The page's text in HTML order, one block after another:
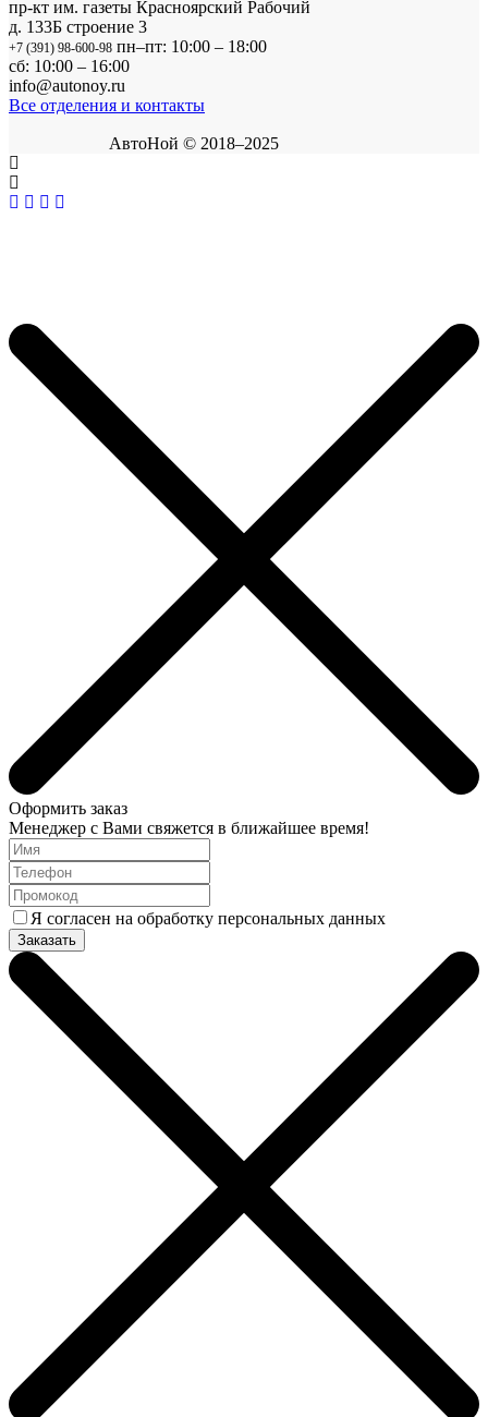
пр-кт им. газеты Красноярский Рабочий
д. 133Б строение 3
+7 (391) 98-600-98 пн–пт: 10:00 – 18:00
сб: 10:00 – 16:00
info@autonoy.ru
Все отделения и контакты
АвтоНой © 2018–2025
Оформить заказ
Менеджер с Вами свяжется в ближайшее время!
Я согласен на обработку персональных данных
Заказать